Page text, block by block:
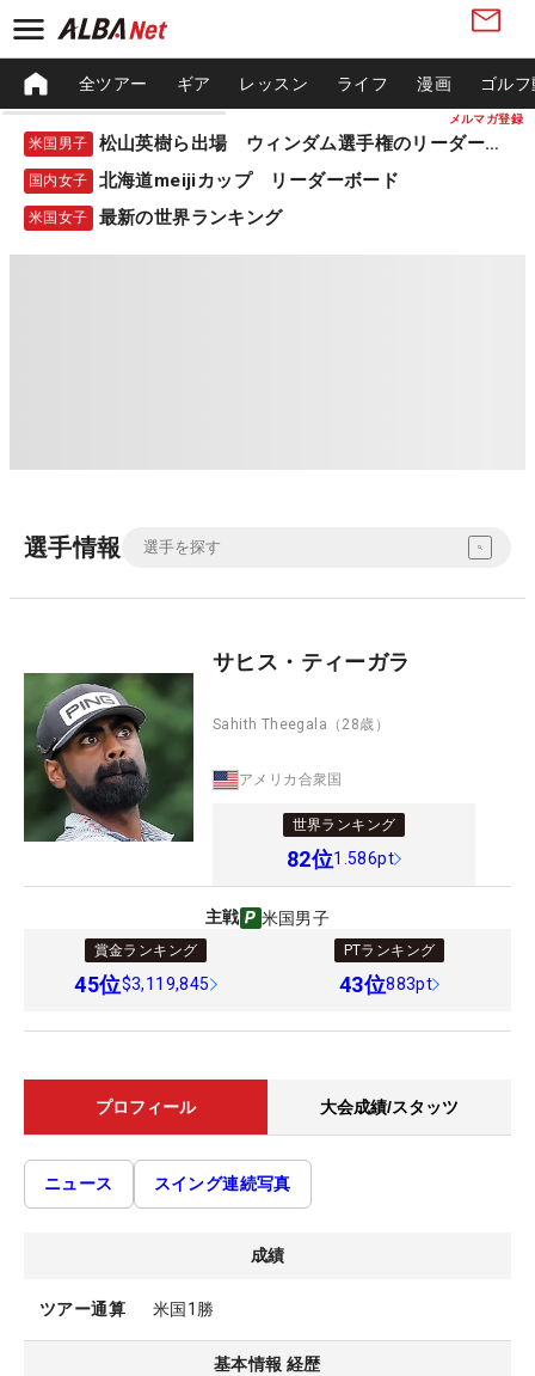
メルマガ登録
全ツアー ギア レッスン ライフ 漫画 ゴル
米国男子 松山英樹ら出場 ウィンダム選手権のリーダーボード
国内女子 北海道meijiカップ リーダーボード
米国女子 最新の世界ランキング
選手情報
サヒス・ティーガラ
Sahith Theegala （28歳）
アメリカ合衆国
世界ランキング
82位1.586pt
主戦 米国男子
賞金ランキング
45位$3,119,845
PTランキング
43位883pt
プロフィール 大会成績/スタッツ
ニュース スイング連続写真
成績
ツアー通算 米国1勝
基本情報 経歴